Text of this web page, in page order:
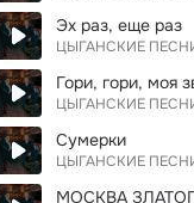
Эх раз, еще раз
ЦЫГАНСКИЕ
Гори, гори, моя
ЦЫГАНСКИЕ
Сумерки
ЦЫГАНСКИЕ
МОСКВА